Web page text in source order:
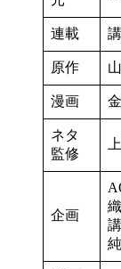
連載
原作
漫画
ネタ
監修
企画